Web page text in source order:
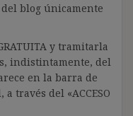
blog únicamente
y tramitarla
indistintamente, del
en la barra de
través del «ACCESO